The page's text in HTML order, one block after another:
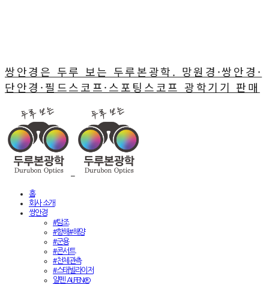
쌍안경은 두루 보는 두루본광학. 망원경·쌍안경·
단안경·필드스코프·스포팅스코프 광학기기 판매
홈
회사 소개
쌍안경
#탐조
#항해#해양
#군용
#콘서트
#천체관측
#스태빌라이저
알펜 ALPEN®